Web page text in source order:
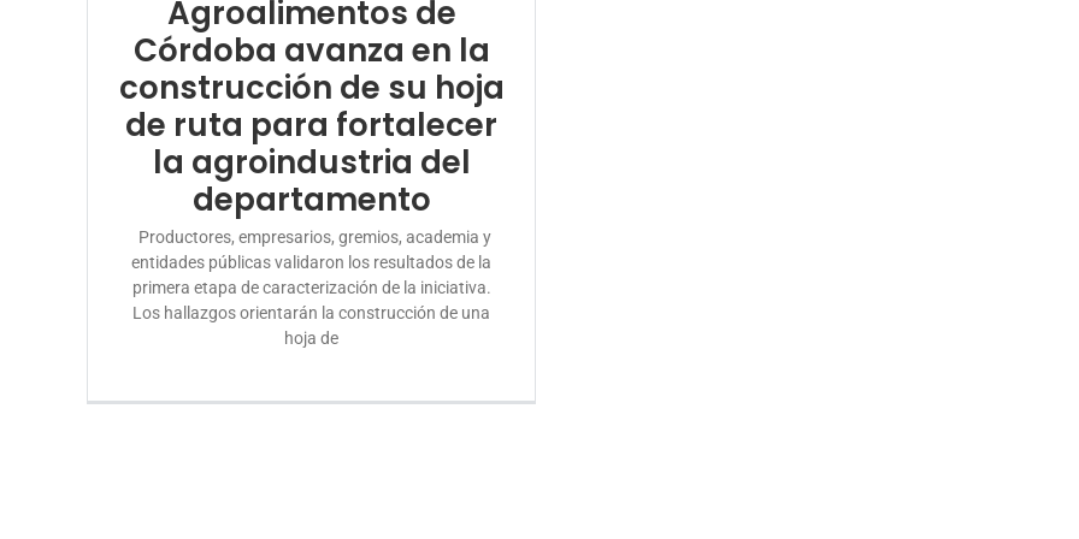
Agroalimentos de
Córdoba avanza en la
construcción de su hoja
de ruta para fortalecer
la agroindustria del
departamento
Productores, empresarios, gremios, academia y
entidades públicas validaron los resultados de la
primera etapa de caracterización de la iniciativa.
Los hallazgos orientarán la construcción de una
hoja de